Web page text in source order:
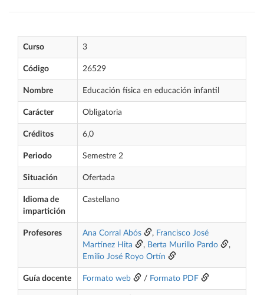
Curso 3
Código 26529
Nombre Educación física en educación infantil
Carácter Obligatoria
Créditos 6,0
Periodo Semestre 2
Situación Ofertada
Idioma de
impartición
Castellano
Profesores Ana Corral Abós , Francisco José
Martínez Hita
, Berta Murillo Pardo
,
Emilio José Royo Ortín
Guía docente Formato web / Formato PDF